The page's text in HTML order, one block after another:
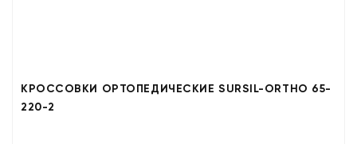
КРОССОВКИ ОРТОПЕДИЧЕСКИЕ SURSIL-ORTHO 65-
220-2